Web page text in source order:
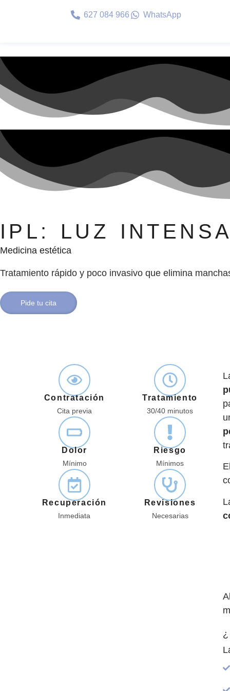
627 084 966 WhatsApp
IPL: LUZ
Medicina estética
Tratamiento rápido y poco invasivo que elimina
Pide tu cita
Contratación
Cita previa
Tratamiento
30/40 minutos
Dolor
Mínimo
Riesgo
Mínimos
Recuperación
Inmediata
Revisiones
Necesarias